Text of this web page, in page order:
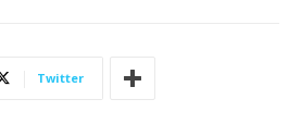
Twitter